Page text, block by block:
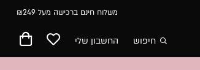
משלוח חינם ברכישה מעל ₪249
חיפוש החשבון שלי